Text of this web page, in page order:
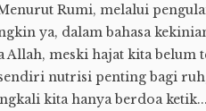
Rumi, melalui
ya, dalam bahasa
Allah, meski hajat kita belum
nutrisi penting bagi
kita hanya berdoa ketik...